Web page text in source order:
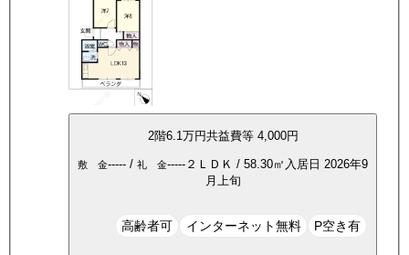
2階6.1万円共益費等 4,000円
敷 金----- / 礼 金----- ２ＬＤＫ / 58.30㎡ 入居日 2026年9
月上旬
高齢者可 インターネット無料 P空き有